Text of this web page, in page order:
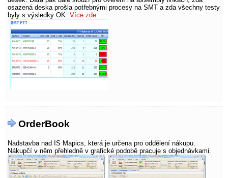
osazená deska prošla potřebnými procesy na SMT a zda všechny testy
byly s výsledky OK. Více zde
OrderBook
Nadstavba nad IS Mapics, která je určena pro oddělení nákupu.
Nákupčí v něm přehledně v grafické podobě pracuje s objednávkami.